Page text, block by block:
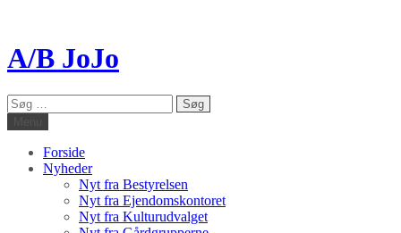
A/B JoJo
Søg
efter:
Forside
Nyheder
Nyt fra Bestyrelsen
Nyt fra Ejendomskontoret
Nyt fra Kulturudvalget